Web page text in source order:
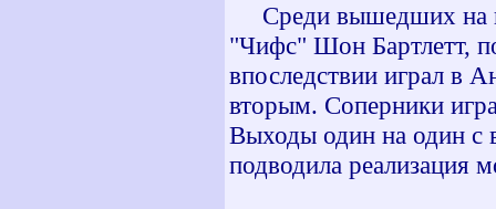
Среди вышедших на
"Чифс" Шон Бартлетт,
впоследствии играл в
вторым. Соперники
Выходы один на один с
подводила реализация